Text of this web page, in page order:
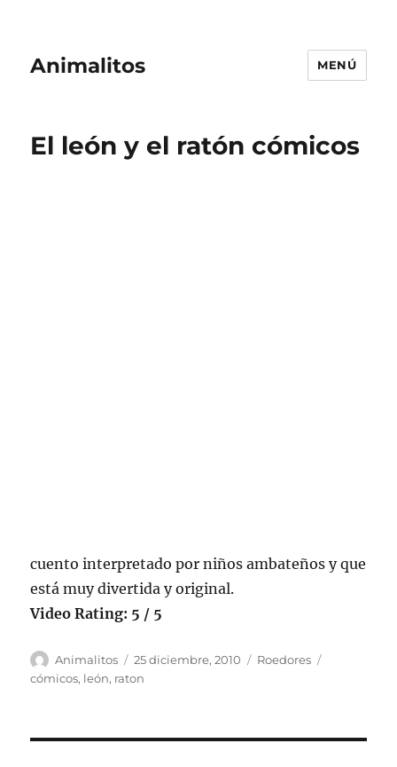
Animalitos MENÚ
El león y el ratón cómicos
cuento interpretado por niños ambateños y que
está muy divertida y original.
Video Rating: 5 / 5
Autor
Animalitos
Publicado
el
25 diciembre, 2010 Categorías
Roedores
cómicos, león, raton